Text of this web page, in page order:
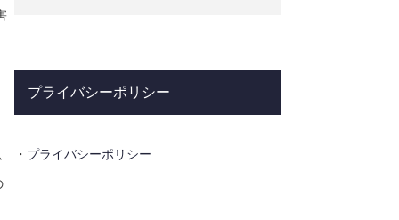
プライバシーポリシー
・ プライバシーポリシー